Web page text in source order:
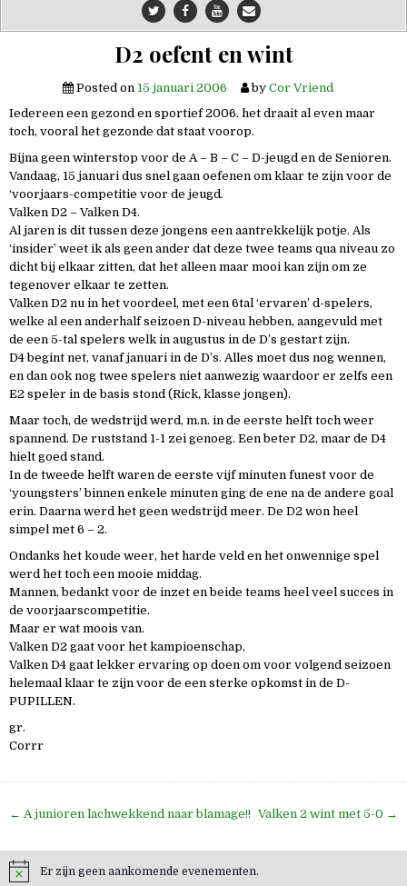
D2 oefent en wint
Posted on 15 januari 2006 by Cor Vriend
Iedereen een gezond en sportief 2006. het draait al even maar
toch, vooral het gezonde dat staat voorop.
Bijna geen winterstop voor de A – B – C – D-jeugd en de Senioren.
Vandaag, 15 januari dus snel gaan oefenen om klaar te zijn voor de
‘voorjaars-competitie voor de jeugd.
Valken D2 – Valken D4.
Al jaren is dit tussen deze jongens een aantrekkelijk potje. Als
‘insider’ weet ik als geen ander dat deze twee teams qua niveau zo
dicht bij elkaar zitten, dat het alleen maar mooi kan zijn om ze
tegenover elkaar te zetten.
Valken D2 nu in het voordeel, met een 6tal ‘ervaren’ d-spelers,
welke al een anderhalf seizoen D-niveau hebben, aangevuld met
de een 5-tal spelers welk in augustus in de D’s gestart zijn.
D4 begint net, vanaf januari in de D’s. Alles moet dus nog wennen,
en dan ook nog twee spelers niet aanwezig waardoor er zelfs een
E2 speler in de basis stond (Rick, klasse jongen).
Maar toch, de wedstrijd werd, m.n. in de eerste helft toch weer
spannend. De ruststand 1-1 zei genoeg. Een beter D2, maar de D4
hielt goed stand.
In de tweede helft waren de eerste vijf minuten funest voor de
‘youngsters’ binnen enkele minuten ging de ene na de andere goal
erin. Daarna werd het geen wedstrijd meer. De D2 won heel
simpel met 6 – 2.
Ondanks het koude weer, het harde veld en het onwennige spel
werd het toch een mooie middag.
Mannen, bedankt voor de inzet en beide teams heel veel succes in
de voorjaarscompetitie.
Maar er wat moois van.
Valken D2 gaat voor het kampioenschap,
Valken D4 gaat lekker ervaring op doen om voor volgend seizoen
helemaal klaar te zijn voor de een sterke opkomst in de D-
PUPILLEN.
gr.
Corrr
Bericht
← A junioren lachwekkend naar blamage!! Valken 2 wint met 5-0 →
Er zijn geen aankomende evenementen.